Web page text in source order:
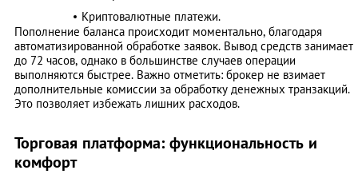
Криптовалютные платежи.
Пополнение баланса происходит моментально, благодаря
автоматизированной обработке заявок. Вывод средств занимает
до 72 часов, однако в большинстве случаев операции
выполняются быстрее. Важно отметить: брокер не взимает
дополнительные комиссии за обработку денежных транзакций.
Это позволяет избежать лишних расходов.
Торговая платформа: функциональность и
комфорт